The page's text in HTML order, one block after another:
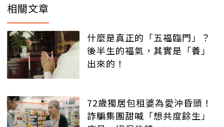
相關文章
什麼是真正的「五福臨門」？
後半生的福氣，其實是「養」
出來的！
72歲獨居包租婆為愛沖昏頭！
詐騙集團甜喊「想共度餘生」